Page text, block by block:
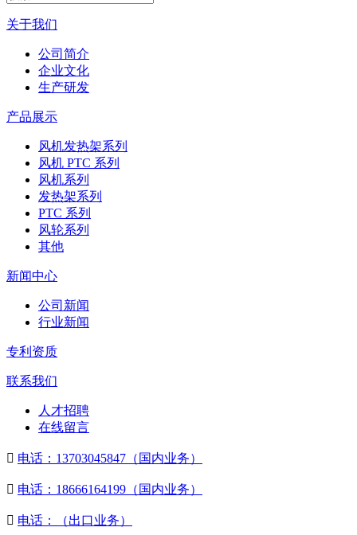
关于我们
公司简介
企业文化
生产研发
产品展示
风机发热架系列
风机 PTC 系列
风机系列
发热架系列
PTC 系列
风轮系列
其他
新闻中心
公司新闻
行业新闻
专利资质
联系我们
人才招聘
在线留言
 电话：13703045847（国内业务）
 电话：18666164199（国内业务）
 电话：（出口业务）